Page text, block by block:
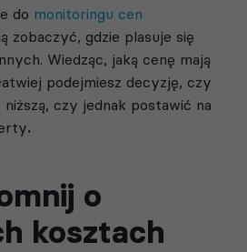
do monitoringu cen
zobaczyć, gdzie plasuje się
Wiedząc, jaką cenę mają
podejmiesz decyzję, czy
czy jednak postawić na
.
o
kosztach